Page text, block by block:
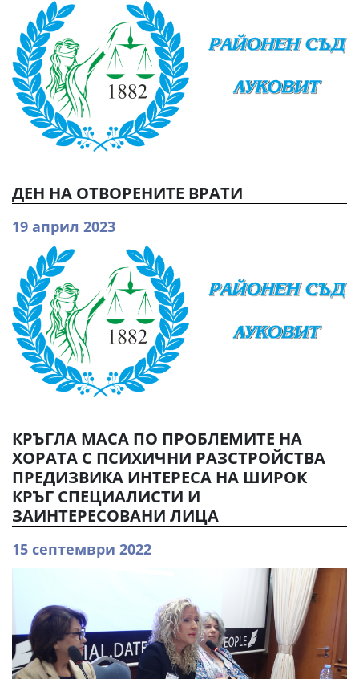
ДЕН НА ОТВОРЕНИТЕ ВРАТИ
19 април 2023
КРЪГЛА МАСА ПО ПРОБЛЕМИТЕ НА
ХОРАТА С ПСИХИЧНИ РАЗСТРОЙСТВА
ПРЕДИЗВИКА ИНТЕРЕСА НА ШИРОК
КРЪГ СПЕЦИАЛИСТИ И
ЗАИНТЕРЕСОВАНИ ЛИЦА
15 септември 2022